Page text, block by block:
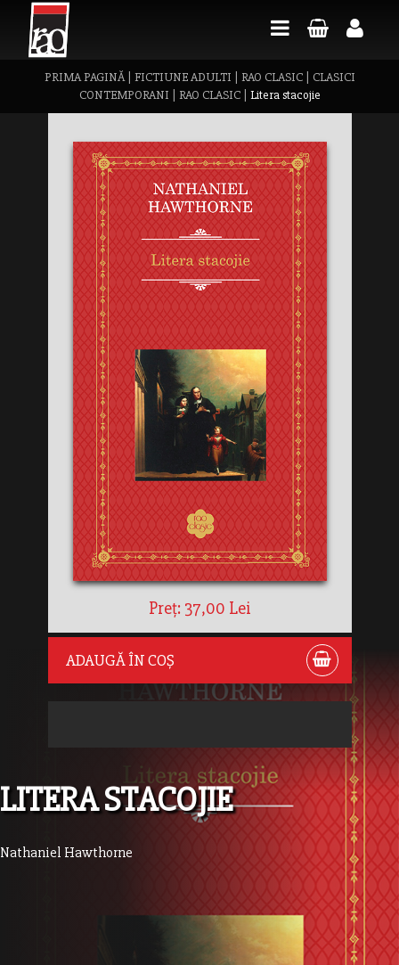
PRIMA PAGINĂ| FICTIUNE ADULTI RAO CLASIC| CLASICI
CONTEMPORANI
RAO CLASIC| Litera stacojie
Preț: 37,00 Lei
ADAUGĂ ÎN COȘ
LITERA STACOJIE
Nathaniel Hawthorne